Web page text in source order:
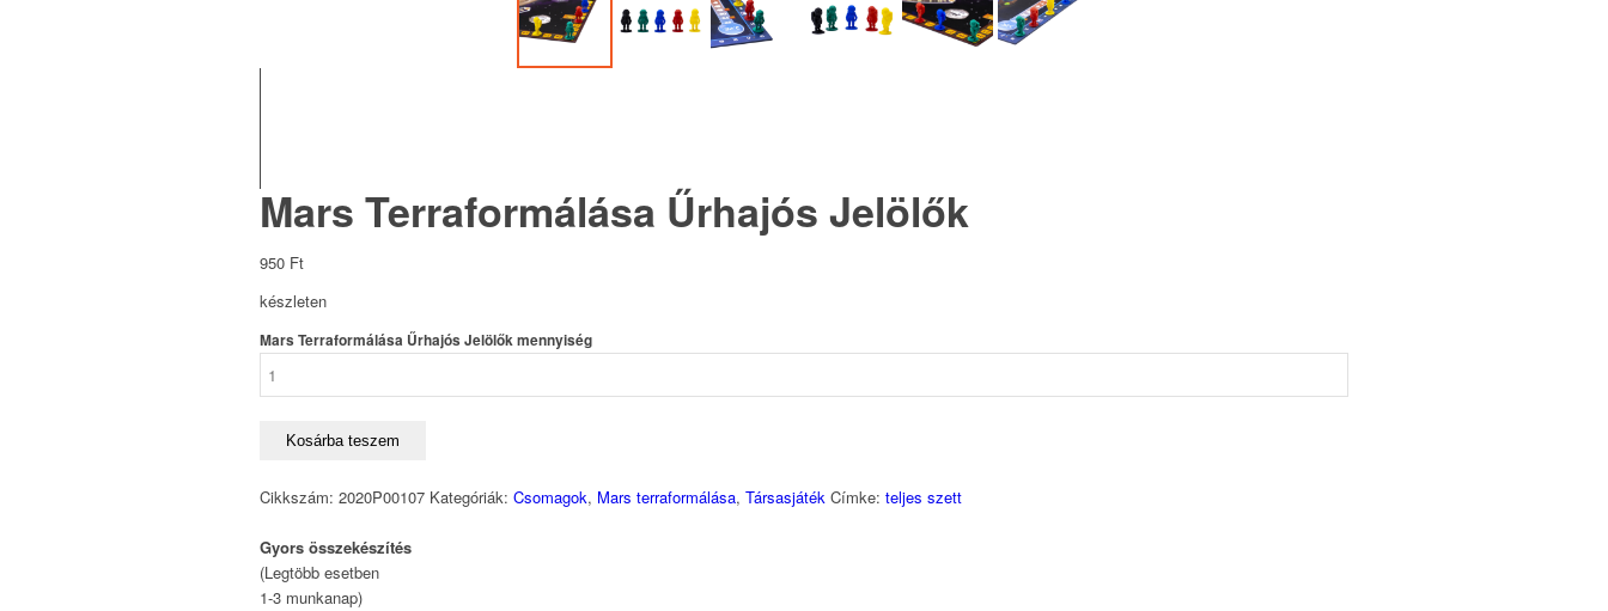
Mars Terraformálása Űrhajós Jelölők
950 Ft
készleten
Mars Terraformálása Űrhajós Jelölők mennyiség
Kosárba teszem
Cikkszám: 2020P00107 Kategóriák: Csomagok, Mars terraformálása, Társasjáték Címke: teljes szett
Gyors összekészítés
(Legtöbb esetben
1-3 munkanap)